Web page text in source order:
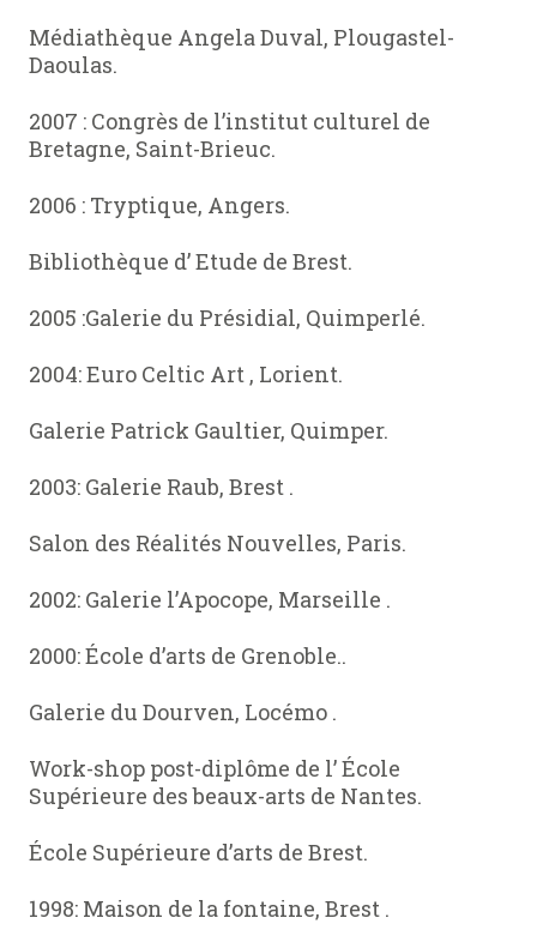
Médiathèque Angela Duval, Plougastel-
Daoulas.
2007 : Congrès de l’institut culturel de
Bretagne, Saint-Brieuc.
2006 : Tryptique, Angers.
Bibliothèque d’ Etude de Brest.
2005 :Galerie du Présidial, Quimperlé.
2004: Euro Celtic Art , Lorient.
Galerie Patrick Gaultier, Quimper.
2003: Galerie Raub, Brest .
Salon des Réalités Nouvelles, Paris.
2002: Galerie l’Apocope, Marseille .
2000: École d’arts de Grenoble..
Galerie du Dourven, Locémo .
Work-shop post-diplôme de l’ École
Supérieure des beaux-arts de Nantes.
École Supérieure d’arts de Brest.
1998: Maison de la fontaine, Brest .